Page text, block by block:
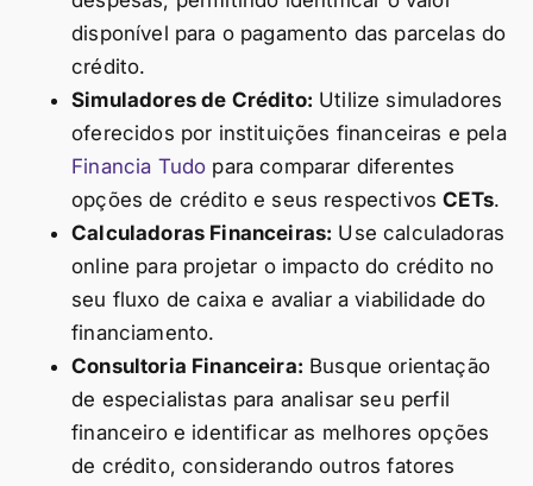
disponível para o pagamento das parcelas do
crédito.
Simuladores de Crédito: Utilize simuladores
oferecidos por instituições financeiras e pela
Financia Tudo para comparar diferentes
opções de crédito e seus respectivosCETs.
Calculadoras Financeiras: Use calculadoras
online para projetar o impacto do crédito no
seu fluxo de caixa e avaliar a viabilidade do
financiamento.
Consultoria Financeira: Busque orientação
de especialistas para analisar seu perfil
financeiro e identificar as melhores opções
de crédito, considerando outros fatores